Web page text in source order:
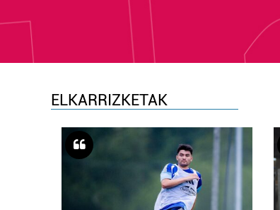
ELKARRIZKETAK